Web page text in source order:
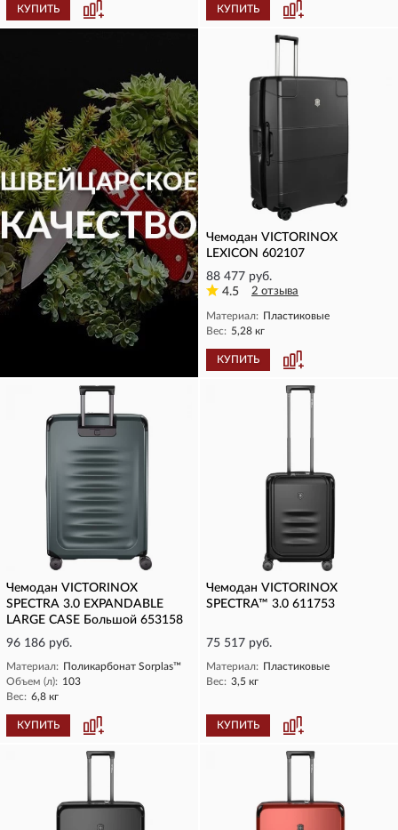
КУПИТЬ КУПИТЬ
Чемодан VICTORINOX
LEXICON 602107
88 477 руб.
4.5
2 отзыва
Материал: Пластиковые
Вес: 5,28 кг
КУПИТЬ
Чемодан VICTORINOX
SPECTRA 3.0 EXPANDABLE
LARGE CASE Большой 653158
96 186 руб.
Материал: Поликарбонат Sorplas™
Объем (л): 103
Вес: 6,8 кг
КУПИТЬ
Чемодан VICTORINOX
SPECTRA™ 3.0 611753
75 517 руб.
Материал: Пластиковые
Вес: 3,5 кг
КУПИТЬ